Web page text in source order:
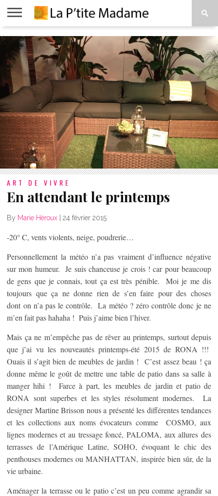
ACCUEIL
BEAUTÉ
MODE
ART
DE
VIVRE
À
PROPOS
ART DE VIVRE
En attendant le printemps
By Marie Héroux | 24 février 2015
-20° C, vents violents, neige, poudrerie…
Personnellement la météo n’a pas vraiment d’influence négative
sur mon humeur. Je suis chanceuse je crois ! car pour beaucoup
de gens que je connais, tout ça est très pénible. Moi je me dis
toujours que ça ne donne rien de s’en faire pour des choses
dont on n’a pas le contrôle. La météo ? zéro contrôle donc je ne
m’en fait pas hahaha ! Puis j’aime bien l’hiver.
Mais ça ne m’empêche pas de rêver au printemps, surtout depuis
que j’ai vu les nouveautés printemps-été 2015 de RONA !!!
Ouais il s’agit bien de meubles de jardin ! C’est assez beau ! ça
donne même le goût de mettre une table de patio dans sa salle à
manger hihi ! Farce à part, les meubles de jardin et patio de
RONA sont superbes et les styles résolument modernes. La
designer Martine Brisson nous a présenté les différentes tendances
et les collections aux noms évocateurs comme COSMO, aux
lignes modernes et au tressage foncé, PALOMA, aux allures des
terrasses de l’Amérique Latine, SOHO, évoquant le chic des
penthouses modernes ou MANHATTAN, inspirée bien sûr, de la
vie urbaine.
Aménager la terrasse ou le patio c’est un peu comme agrandir sa